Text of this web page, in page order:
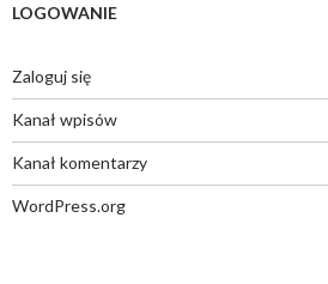
LOGOWANIE
Zaloguj się
Kanał wpisów
Kanał komentarzy
WordPress.org